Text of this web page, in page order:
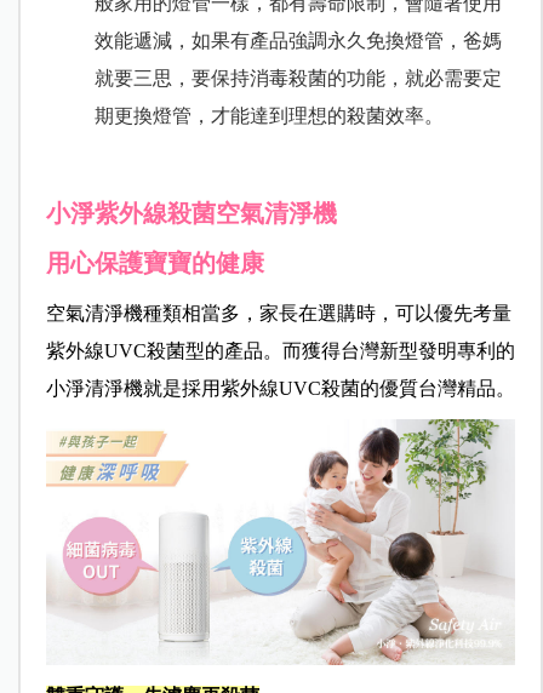
效能遞減，如果有產品強調永久免換燈管，爸媽
就要三思，要保持消毒殺菌的功能，就必需要定
期更換燈管，才能達到理想的殺菌效率。
小淨紫外線殺菌空氣清淨機
用心保護寶寶的健康
空氣清淨機種類相當多，家長在選購時，可以優先考量
紫外線UVC殺菌型的產品。而獲得台灣新型發明專利的
小淨清淨機就是採用紫外線UVC殺菌的優質台灣精品。